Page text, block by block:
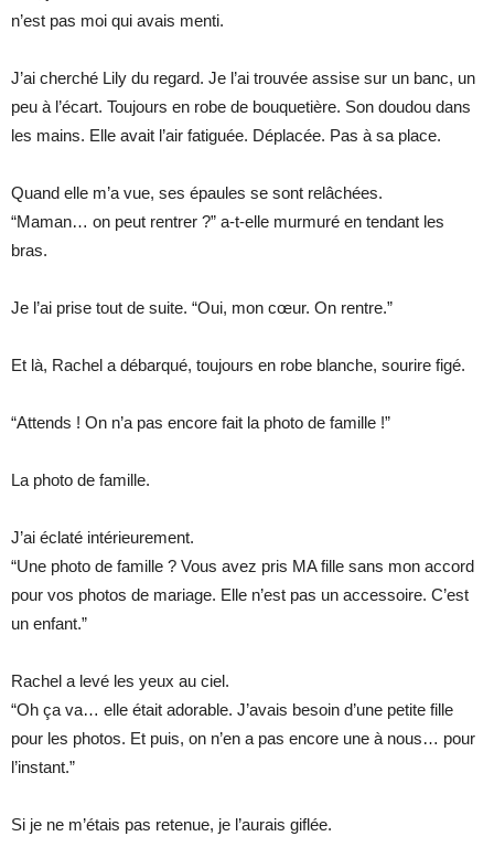
n’est pas moi qui avais menti.
J’ai cherché Lily du regard. Je l’ai trouvée assise sur un banc, un
peu à l’écart. Toujours en robe de bouquetière. Son doudou dans
les mains. Elle avait l’air fatiguée. Déplacée. Pas à sa place.
Quand elle m’a vue, ses épaules se sont relâchées.
“Maman… on peut rentrer ?” a-t-elle murmuré en tendant les
bras.
Je l’ai prise tout de suite. “Oui, mon cœur. On rentre.”
Et là, Rachel a débarqué, toujours en robe blanche, sourire figé.
“Attends ! On n’a pas encore fait la photo de famille !”
La photo de famille.
J’ai éclaté intérieurement.
“Une photo de famille ? Vous avez pris MA fille sans mon accord
pour vos photos de mariage. Elle n’est pas un accessoire. C’est
un enfant.”
Rachel a levé les yeux au ciel.
“Oh ça va… elle était adorable. J’avais besoin d’une petite fille
pour les photos. Et puis, on n’en a pas encore une à nous… pour
l’instant.”
Si je ne m’étais pas retenue, je l’aurais giflée.